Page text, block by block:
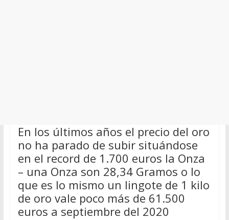
En los últimos años el precio del oro
no ha parado de subir situándose
en el record de 1.700 euros la Onza
– una Onza son 28,34 Gramos o lo
que es lo mismo un lingote de 1 kilo
de oro vale poco más de 61.500
euros a septiembre del 2020